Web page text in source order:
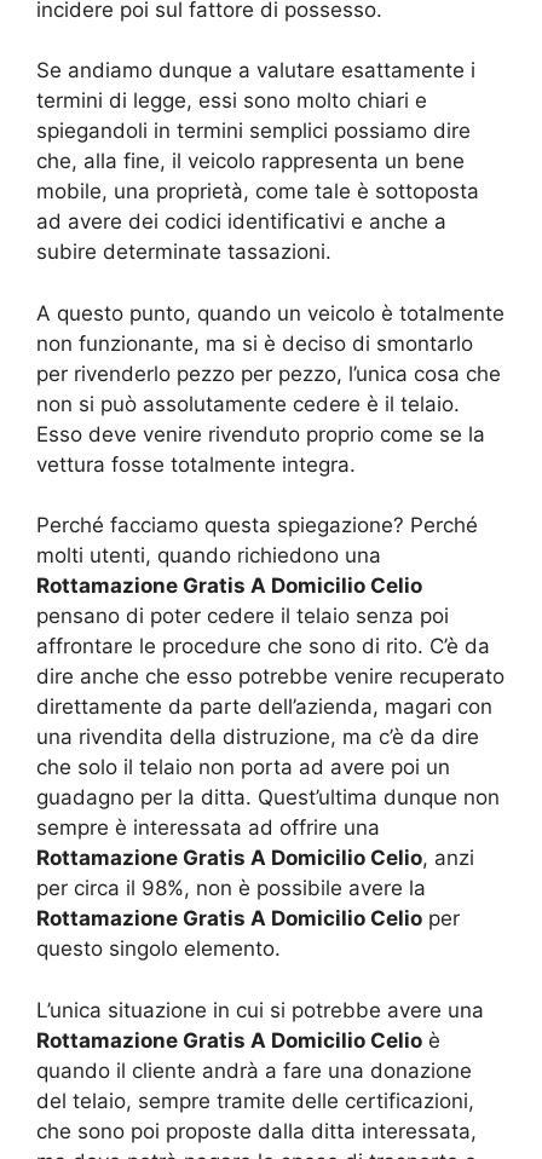
incidere poi sul fattore di possesso.
Se andiamo dunque a valutare esattamente i
termini di legge, essi sono molto chiari e
spiegandoli in termini semplici possiamo dire
che, alla fine, il veicolo rappresenta un bene
mobile, una proprietà, come tale è sottoposta
ad avere dei codici identificativi e anche a
subire determinate tassazioni.
A questo punto, quando un veicolo è totalmente
non funzionante, ma si è deciso di smontarlo
per rivenderlo pezzo per pezzo, l’unica cosa che
non si può assolutamente cedere è il telaio.
Esso deve venire rivenduto proprio come se la
vettura fosse totalmente integra.
Perché facciamo questa spiegazione? Perché
molti utenti, quando richiedono una
Rottamazione Gratis A Domicilio Celio
pensano di poter cedere il telaio senza poi
affrontare le procedure che sono di rito. C’è da
dire anche che esso potrebbe venire recuperato
direttamente da parte dell’azienda, magari con
una rivendita della distruzione, ma c’è da dire
che solo il telaio non porta ad avere poi un
guadagno per la ditta. Quest’ultima dunque non
sempre è interessata ad offrire una
Rottamazione Gratis A Domicilio Celio, anzi
per circa il 98%, non è possibile avere la
Rottamazione Gratis A Domicilio Celio per
questo singolo elemento.
L’unica situazione in cui si potrebbe avere una
Rottamazione Gratis A Domicilio Celio è
quando il cliente andrà a fare una donazione
del telaio, sempre tramite delle certificazioni,
che sono poi proposte dalla ditta interessata,